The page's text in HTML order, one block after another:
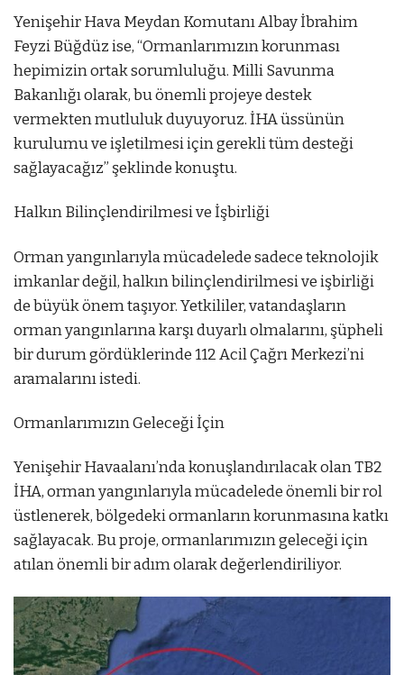
o
r
t
Ç
a
n
k
y
a
e
v
o
l
g
e
l
e
n
s
c
o
Yenişehir Hava Meydan Komutanı Albay İbrahim
Feyzi Büğdüz ise, “Ormanlarımızın korunması
hepimizin ortak sorumluluğu. Milli Savunma
Bakanlığı olarak, bu önemli projeye destek
vermekten mutluluk duyuyoruz. İHA üssünün
kurulumu ve işletilmesi için gerekli tüm desteği
sağlayacağız” şeklinde konuştu.
Halkın Bilinçlendirilmesi ve İşbirliği
Orman yangınlarıyla mücadelede sadece teknolojik
imkanlar değil, halkın bilinçlendirilmesi ve işbirliği
de büyük önem taşıyor. Yetkililer, vatandaşların
orman yangınlarına karşı duyarlı olmalarını, şüpheli
bir durum gördüklerinde 112 Acil Çağrı Merkezi’ni
aramalarını istedi.
Ormanlarımızın Geleceği İçin
Yenişehir Havaalanı’nda konuşlandırılacak olan TB2
İHA, orman yangınlarıyla mücadelede önemli bir rol
üstlenerek, bölgedeki ormanların korunmasına katkı
sağlayacak. Bu proje, ormanlarımızın geleceği için
atılan önemli bir adım olarak değerlendiriliyor.